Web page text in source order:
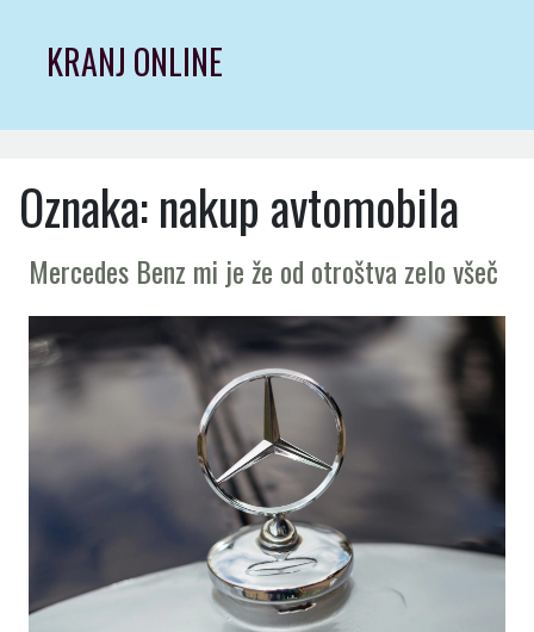
contentKRANJ ONLINE
Oznaka:nakup avtomobila
Mercedes Benz mi je že od otroštva zelo všeč